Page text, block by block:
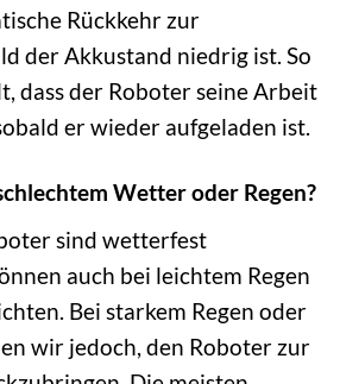
Rückkehr zur
der Akkustand niedrig ist. So
dass der Roboter seine Arbeit
er wieder aufgeladen ist.
Wetter oder Regen?
sind wetterfest
auch bei leichtem Regen
Bei starkem Regen oder
wir jedoch, den Roboter zur